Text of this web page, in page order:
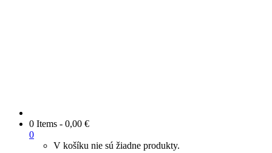
0 Items - 0,00 €
0
V košíku nie sú žiadne produkty.